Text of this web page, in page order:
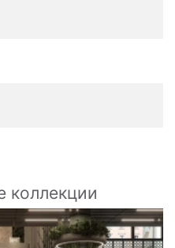
коллекции